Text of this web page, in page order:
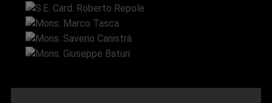
Mons. Marco Tasca
Mons. Saverio Canistrà
Mons. Giuseppe Baturi